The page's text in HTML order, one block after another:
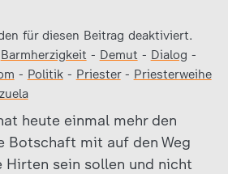
für diesen Beitrag deaktiviert.
Barmherzigkeit - Demut - Dialog -
- Politik- Priester- Priesterweihe
heute einmal mehr den
Botschaft mit auf den Weg
Hirten sein sollen und nicht